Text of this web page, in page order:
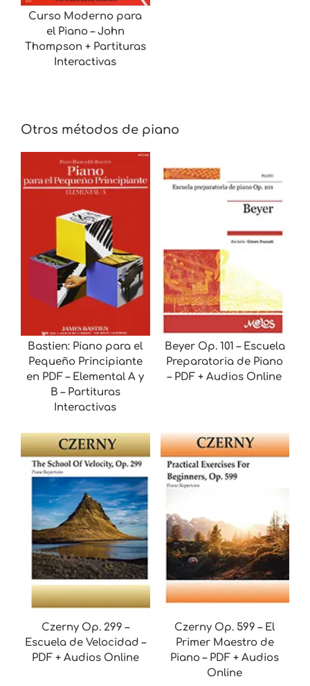
Curso Moderno para
el Piano – John
Thompson + Partituras
Interactivas
Otros métodos de piano
Bastien: Piano para el
Pequeño Principiante
en PDF – Elemental A y
B – Partituras
Interactivas
Beyer Op. 101 – Escuela
Preparatoria de Piano
– PDF + Audios Online
Czerny Op. 299 –
Escuela de Velocidad –
PDF + Audios Online
Czerny Op. 599 – El
Primer Maestro de
Piano – PDF + Audios
Online